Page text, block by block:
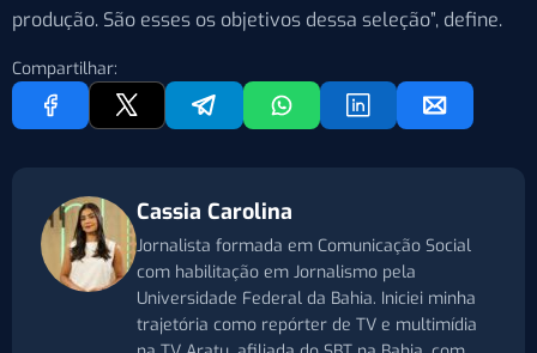
produção. São esses os objetivos dessa seleção”, define.
Compartilhar:
Cassia Carolina
Jornalista formada em Comunicação Social
com habilitação em Jornalismo pela
Universidade Federal da Bahia. Iniciei minha
trajetória como repórter de TV e multimídia